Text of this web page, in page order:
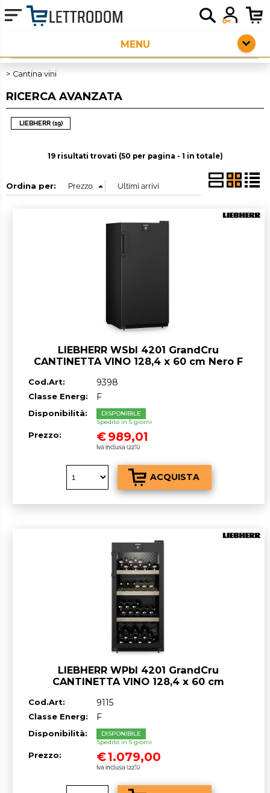
HOME PAGE
PICCOLI ELETTRODOMESTICI
Cantina vini
RICERCA AVANZATA
LIEBHERR (19)
19 risultati trovati (50 per pagina - 1 in totale)
Ordina per:
LIEBHERR WSbl 4201 GrandCru
CANTINETTA VINO 128,4 x 60 cm Nero F
PREVENTIVO
Cod.Art: 9398
Classe Energ: F
Disponibilità:
DISPONIBILE
Spedito in 5 giorni
Prezzo: €989,01
Iva inclusa (22%)
LIEBHERR WPbl 4201 GrandCru
CANTINETTA VINO 128,4 x 60 cm
UN PREVENTIVO
Cod.Art: 9115
Classe Energ: F
Disponibilità:
DISPONIBILE
Spedito in 5 giorni
Prezzo: €1.079,00
Iva inclusa (22%)